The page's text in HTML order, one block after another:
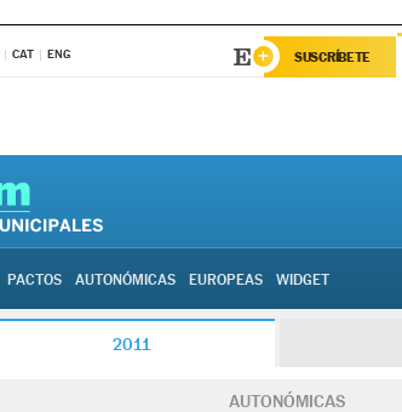
CAT ENG SUSCRÍBETE
PACTOS AUTONÓMICAS EUROPEAS WIDGET
2011
AUTONÓMICAS